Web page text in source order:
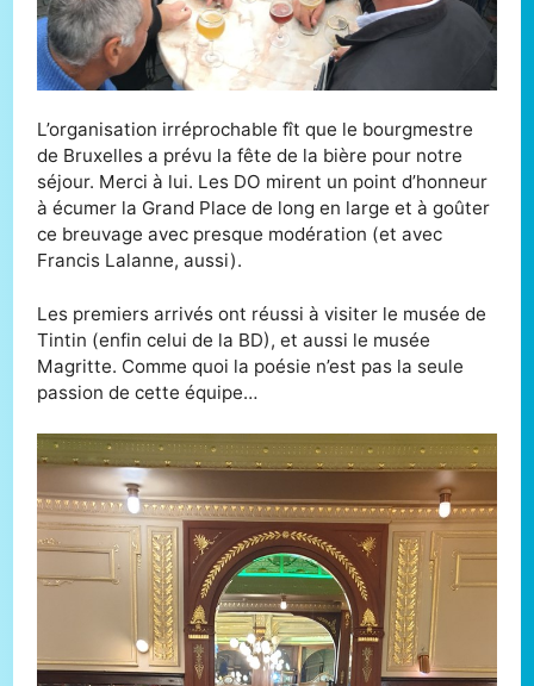
L’organisation irréprochable fît que le bourgmestre
de Bruxelles a prévu la fête de la bière pour notre
séjour. Merci à lui. Les DO mirent un point d’honneur
à écumer la Grand Place de long en large et à goûter
ce breuvage avec presque modération (et avec
Francis Lalanne, aussi).
Les premiers arrivés ont réussi à visiter le musée de
Tintin (enfin celui de la BD), et aussi le musée
Magritte. Comme quoi la poésie n’est pas la seule
passion de cette équipe…